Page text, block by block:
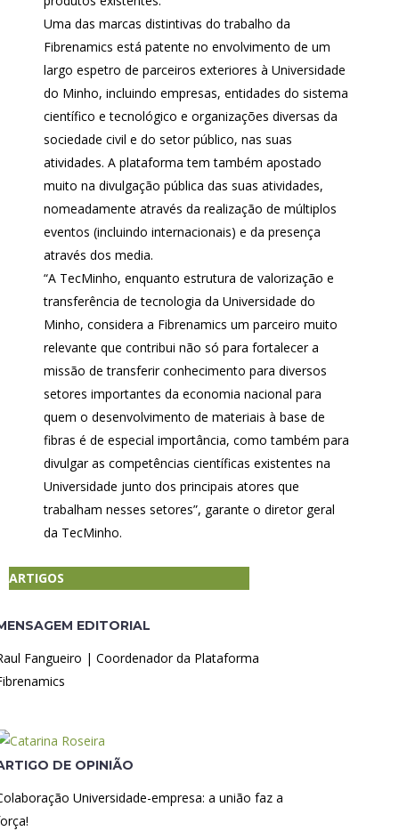
Uma das marcas distintivas do trabalho da
Fibrenamics está patente no envolvimento de um
largo espetro de parceiros exteriores à Universidade
do Minho, incluindo empresas, entidades do sistema
científico e tecnológico e organizações diversas da
sociedade civil e do setor público, nas suas
atividades. A plataforma tem também apostado
muito na divulgação pública das suas atividades,
nomeadamente através da realização de múltiplos
eventos (incluindo internacionais) e da presença
através dos media.
“A TecMinho, enquanto estrutura de valorização e
transferência de tecnologia da Universidade do
Minho, considera a Fibrenamics um parceiro muito
relevante que contribui não só para fortalecer a
missão de transferir conhecimento para diversos
setores importantes da economia nacional para
quem o desenvolvimento de materiais à base de
fibras é de especial importância, como também para
divulgar as competências científicas existentes na
Universidade junto dos principais atores que
trabalham nesses setores”, garante o diretor geral
da TecMinho.
ARTIGOS
EDITORIAL
Fangueiro | Coordenador da Plataforma
DE OPINIÃO
Universidade-empresa: a união faz a